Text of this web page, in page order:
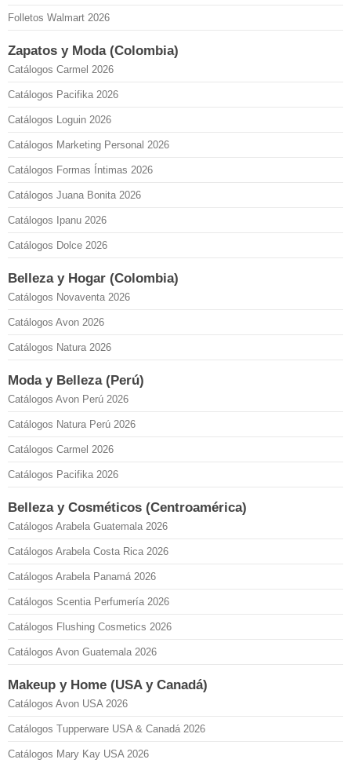
Folletos Walmart 2026
Zapatos y Moda (Colombia)
Catálogos Carmel 2026
Catálogos Pacifika 2026
Catálogos Loguin 2026
Catálogos Marketing Personal 2026
Catálogos Formas Íntimas 2026
Catálogos Juana Bonita 2026
Catálogos Ipanu 2026
Catálogos Dolce 2026
Belleza y Hogar (Colombia)
Catálogos Novaventa 2026
Catálogos Avon 2026
Catálogos Natura 2026
Moda y Belleza (Perú)
Catálogos Avon Perú 2026
Catálogos Natura Perú 2026
Catálogos Carmel 2026
Catálogos Pacifika 2026
Belleza y Cosméticos (Centroamérica)
Catálogos Arabela Guatemala 2026
Catálogos Arabela Costa Rica 2026
Catálogos Arabela Panamá 2026
Catálogos Scentia Perfumería 2026
Catálogos Flushing Cosmetics 2026
Catálogos Avon Guatemala 2026
Makeup y Home (USA y Canadá)
Catálogos Avon USA 2026
Catálogos Tupperware USA & Canadá 2026
Catálogos Mary Kay USA 2026